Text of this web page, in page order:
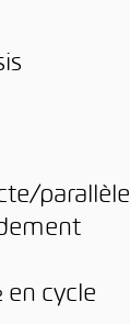
parallèle
en cycle